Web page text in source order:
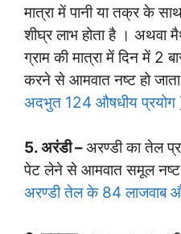
मात्रा में पानी या तक्र के
शीघ्र लाभ होता है । अथवा
ग्राम की मात्रा में दिन में 2
करने से आमवात नष्ट हो
अदभुत 124 औषधीय प्रयोग
5. अरंडी –अरण्डी का तेल
पेट लेने से आमवात समूल नष्ट
अरण्डी तेल के 84 लाजवाब